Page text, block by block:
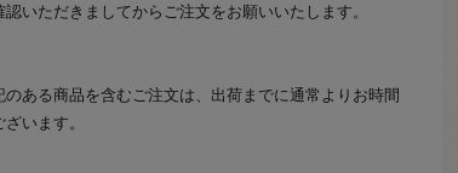
いただきましてからご注文をお願いいたします。
のある商品を含むご注文は、出荷までに通常よりお時間
います。